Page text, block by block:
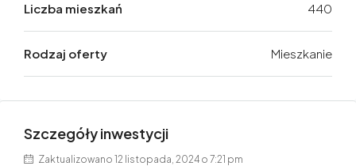
Liczba mieszkań 440
Rodzaj oferty Mieszkanie
Szczegóły inwestycji
Zaktualizowano 12 listopada, 2024 o 7:21 pm